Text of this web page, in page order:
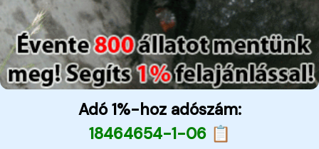
Adó 1%-hoz adószám:
18464654-1-06 📋